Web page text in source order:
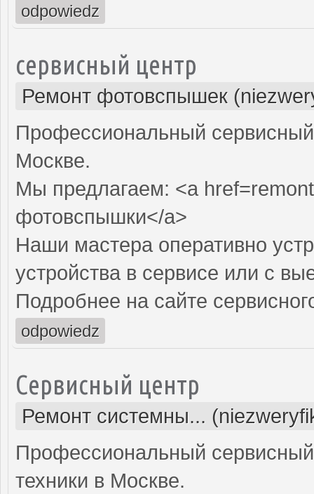
odpowiedz
сервисный центр
Ремонт фотовспышек
Профессиональный
Москве.
Мы предлагаем: <a
фотовспышки</a>
Наши мастера оперативно
устройства в сервисе или с
Подробнее на сайте
odpowiedz
Сервисный центр
Ремонт системны...
Профессиональный
техники в Москве.